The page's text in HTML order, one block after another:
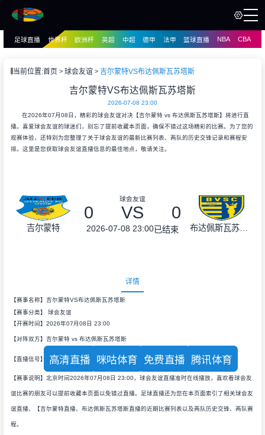
播
足球直播 世界杯 欧洲杯 英超 中超 德甲 法甲 篮球直播 NBA CBA
当前位置:首页 球会友谊 吉尔蒙特VS布达佩斯瓦苏塔斯
吉尔蒙特VS布达佩斯瓦苏塔斯
2026-07-08 23:00
在2026年07月08日，精彩的球会友谊对决【吉尔蒙特 vs 布达佩斯瓦苏塔斯】将进行直
播。喜爱球会友谊的球迷们，别忘了提前收藏本页面，确保不错过这场精彩的比赛。为了您的
观赛体验，还特别为您整理了关于球会友谊的最新比赛列表、两队的历史交锋记录和赛程安
排。这里是您获取球会友谊直播信息的最佳地点，敬请关注。
吉尔蒙特
球会友谊
0 VS 0
2026-07-08 23:00已结束 布达佩斯瓦苏塔斯
详情
【赛事名称】吉尔蒙特VS布达佩斯瓦苏塔斯
【赛事分类】 球会友谊
【开赛时间】2026年07月08日 23:00
【对阵双方】吉尔蒙特 vs 布达佩斯瓦苏塔斯
【直播信号】 高清直播 咪咕体育 免费直播 腾讯体育
【赛事说明】北京时间2026年07月08日 23:00，球会友谊直播准时在线播放，喜欢看球会友
谊比赛的朋友可以提前收藏本页面以免错过直播。足球直播还为您在本页面索引了相关球会友
谊直播、【吉尔蒙特直播、布达佩斯瓦苏塔斯直播的近期比赛列表以及两队历史交锋、两队赛
程。